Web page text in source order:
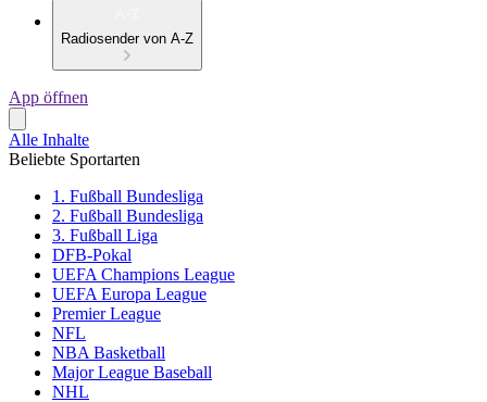
Radiosender von A-Z
App öffnen
Alle Inhalte
Beliebte Sportarten
1. Fußball Bundesliga
2. Fußball Bundesliga
3. Fußball Liga
DFB-Pokal
UEFA Champions League
UEFA Europa League
Premier League
NFL
NBA Basketball
Major League Baseball
NHL